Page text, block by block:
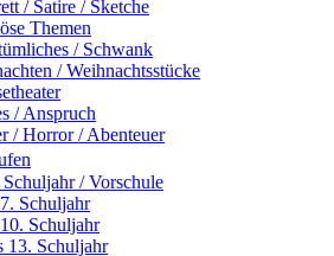
/ Satire / Sketche
Themen
/ Schwank
/ Weihnachtsstücke
/ Anspruch
/ Horror / Abenteuer
/ Vorschule
Schuljahr
Schuljahr
13. Schuljahr